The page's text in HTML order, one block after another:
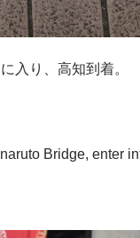
入り、高知到着。
Bridge, enter